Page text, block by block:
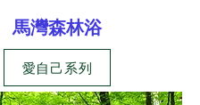
馬灣森林浴
愛自己系列